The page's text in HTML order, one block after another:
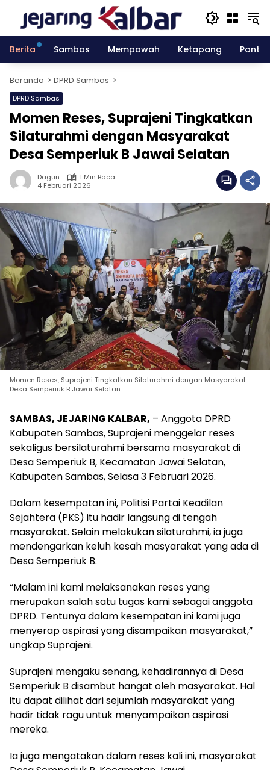
konten
Berita
Sambas Mempawah Ketapang
Beranda DPRD Sambas
DPRD Sambas
Momen Reses, Suprajeni Tingkatkan
Silaturahmi dengan Masyarakat
Desa Semperiuk B Jawai Selatan
Dagun
1 Min Baca
4 Februari 2026
Momen Reses, Suprajeni Tingkatkan Silaturahmi dengan Masyarakat
Desa Semperiuk B Jawai Selatan
SAMBAS, JEJARING KALBAR, – Anggota DPRD
Kabupaten Sambas, Suprajeni menggelar reses
sekaligus bersilaturahmi bersama masyarakat di
Desa Semperiuk B, Kecamatan Jawai Selatan,
Kabupaten Sambas, Selasa 3 Februari 2026.
Dalam kesempatan ini, Politisi Partai Keadilan
Sejahtera (PKS) itu hadir langsung di tengah
masyarakat. Selain melakukan silaturahmi, ia juga
mendengarkan keluh kesah masyarakat yang ada di
Desa Semperiuk B.
“Malam ini kami melaksanakan reses yang
merupakan salah satu tugas kami sebagai anggota
DPRD. Tentunya dalam kesempatan ini kami juga
menyerap aspirasi yang disampaikan masyarakat,”
ungkap Suprajeni.
Suprajeni mengaku senang, kehadirannya di Desa
Semperiuk B disambut hangat oleh masyarakat. Hal
itu dapat dilihat dari sejumlah masyarakat yang
hadir tidak ragu untuk menyampaikan aspirasi
mereka.
Ia juga mengatakan dalam reses kali ini, masyarakat